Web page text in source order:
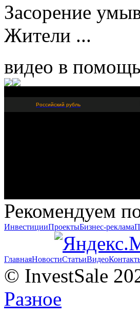
Засорение
Жители ...
видео в помощь
Российский рубль
Рекомендуем
ИнвестицииПроектыБизнес-реклама
ГлавнаяНовостиСтатьиВидео
© InvestSale
Разное